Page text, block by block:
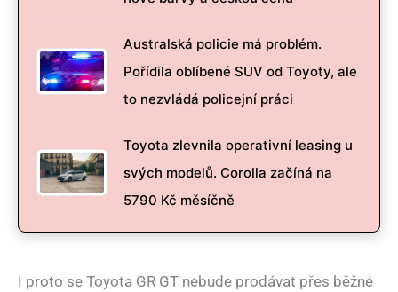
Australská policie má problém.
Pořídila oblíbené SUV od Toyoty, ale
to nezvládá policejní práci
Toyota zlevnila operativní leasing u
svých modelů. Corolla začíná na
5790 Kč měsíčně
I proto se Toyota GR GT nebude prodávat přes běžné